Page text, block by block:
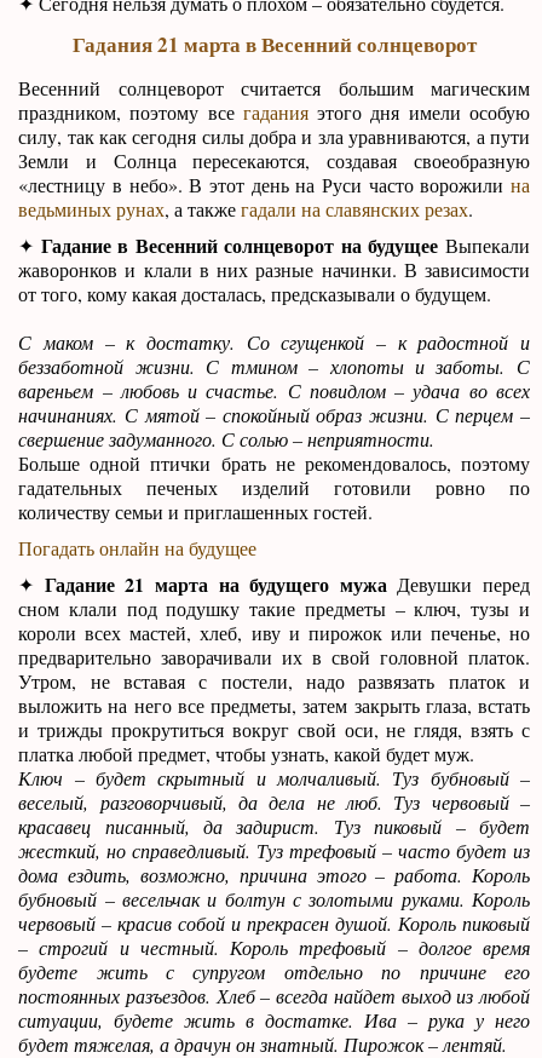
Гадания 21 марта в Весенний солнцеворот
Весенний солнцеворот считается большим магическим
праздником, поэтому все гаданияэтого дня имели особую
силу, так как сегодня силы добра и зла уравниваются, а пути
Земли и Солнца пересекаются, создавая своеобразную
«лестницу в небо». В этот день на Руси часто ворожили на
ведьминых рунах, а такжегадали на славянских резах.
✦ Гадание в Весенний солнцеворот на будущее Выпекали
жаворонков и клали в них разные начинки. В зависимости
от того, кому какая досталась, предсказывали о будущем.
С маком – к достатку. Со сгущенкой – к радостной и
беззаботной жизни. С тмином – хлопоты и заботы. С
вареньем – любовь и счастье. С повидлом – удача во всех
начинаниях. С мятой – спокойный образ жизни. С перцем –
свершение задуманного. С солью – неприятности.
Больше одной птички брать не рекомендовалось, поэтому
гадательных печеных изделий готовили ровно по
количеству семьи и приглашенных гостей.
Погадать онлайн на будущее
✦ Гадание 21 марта на будущего мужа Девушки перед
сном клали под подушку такие предметы – ключ, тузы и
короли всех мастей, хлеб, иву и пирожок или печенье, но
предварительно заворачивали их в свой головной платок.
Утром, не вставая с постели, надо развязать платок и
выложить на него все предметы, затем закрыть глаза, встать
и трижды прокрутиться вокруг свой оси, не глядя, взять с
платка любой предмет, чтобы узнать, какой будет муж.
Ключ – будет скрытный и молчаливый. Туз бубновый –
веселый, разговорчивый, да дела не люб. Туз червовый –
красавец писанный, да задирист. Туз пиковый – будет
жесткий, но справедливый. Туз трефовый – часто будет из
дома ездить, возможно, причина этого – работа. Король
бубновый – весельчак и болтун с золотыми руками. Король
червовый – красив собой и прекрасен душой. Король пиковый
– строгий и честный. Король трефовый – долгое время
будете жить с супругом отдельно по причине его
постоянных разъездов. Хлеб – всегда найдет выход из любой
ситуации, будете жить в достатке. Ива – рука у него
будет тяжелая, а драчун он знатный. Пирожок – лентяй.